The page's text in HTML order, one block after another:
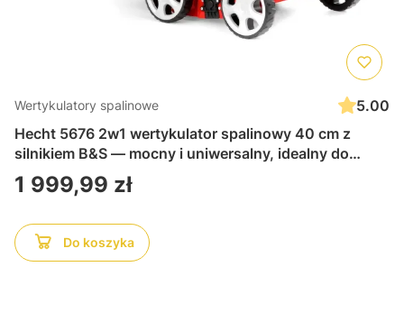
Wertykulatory spalinowe
5.00
Hecht 5676 2w1 wertykulator spalinowy 40 cm z
silnikiem B&S — mocny i uniwersalny, idealny do
aeracji i wertykulacji trawnika, wydajny i łatwy w
obsłudze
Cena
1 999,99 zł
Do koszyka